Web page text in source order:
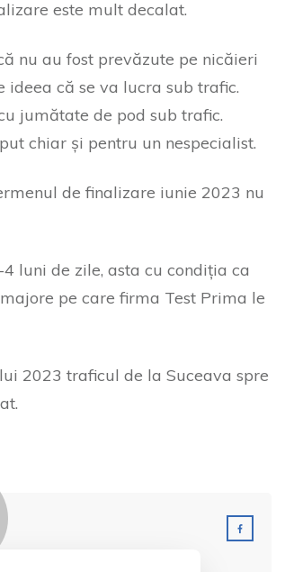
este mult decalat.
nu au fost prevăzute pe nicăieri
că se va lucra sub trafic.
jumătate de pod sub trafic.
chiar și pentru un nespecialist.
de finalizare iunie 2023 nu
luni de zile, asta cu condiția ca
pe care firma Test Prima le
2023 traficul de la Suceava spre